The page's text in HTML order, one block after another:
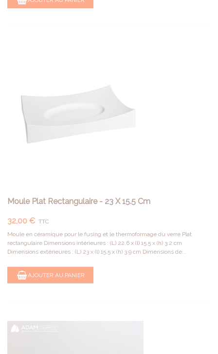
Moule Plat Rectangulaire - 23 X 15.5 Cm
32,00 € TTC
Moule en céramique pour le fusing et le thermoformage du verre Plat
rectangulaire Dimensions intérieures : (L) 22.6 x (l) 15.5 x (h) 3.2 cm
Dimensions extérieures : (L) 23 x (l) 15.5 x (h) 3.9 cm Dimensions de...
AJOUTER AU PANIER